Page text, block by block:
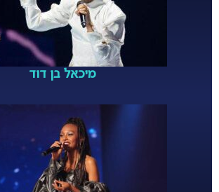
מיכאל בן דוד